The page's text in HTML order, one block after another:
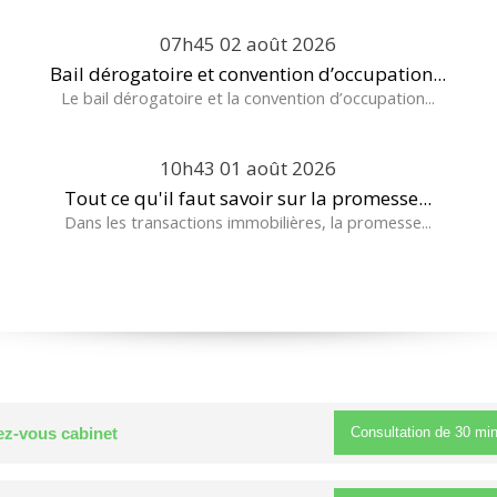
07h45 02 août 2026
Bail dérogatoire et convention d’occupation...
Le bail dérogatoire et la convention d’occupation...
10h43 01 août 2026
Tout ce qu'il faut savoir sur la promesse...
Dans les transactions immobilières, la promesse...
vous cabinet Consultation de 30 min